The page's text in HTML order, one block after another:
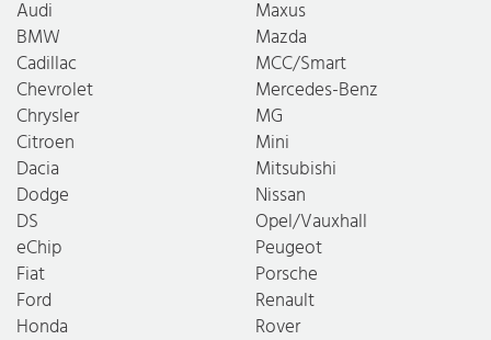
Audi
BMW
Cadillac
Chevrolet
Chrysler
Citroen
Dacia
Dodge
DS
eChip
Fiat
Ford
Honda
Maxus
Mazda
MCC/Smart
Mercedes-Benz
MG
Mini
Mitsubishi
Nissan
Opel/Vauxhall
Peugeot
Porsche
Renault
Rover